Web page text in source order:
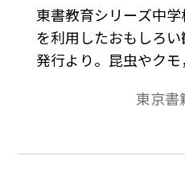
東書教育シリーズ中
を利用したおもしろ
発行より。昆虫やク
アリ，ハエ，バッタ
に見えるあしが10以
東京